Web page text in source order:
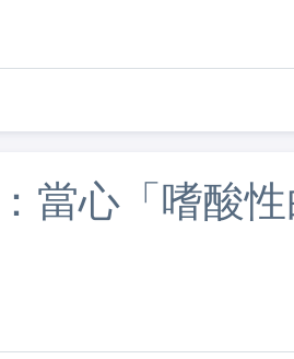
當心「嗜酸